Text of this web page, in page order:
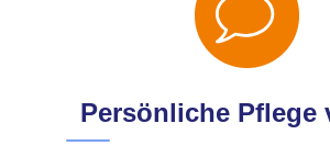
Persönliche Pflege